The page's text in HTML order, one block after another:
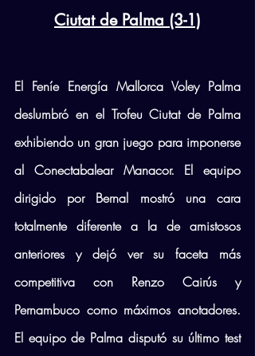
Ciutat de Palma (3-1)
El Feníe Energía Mallorca Voley Palma
deslumbró en el Trofeu Ciutat de Palma
exhibiendo un gran juego para imponerse
al Conectabalear Manacor. El equipo
dirigido por Bernal mostró una cara
totalmente diferente a la de amistosos
anteriores y dejó ver su faceta más
competitiva con Renzo Cairús y
Pernambuco como máximos anotadores.
El equipo de Palma disputó su último test